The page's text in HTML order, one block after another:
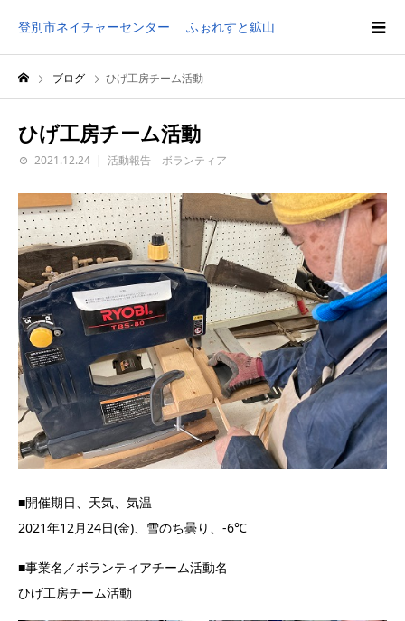
登別市ネイチャーセンター ふぉれすと鉱山
ブログ ひげ工房チーム活動
ひげ工房チーム活動
2021.12.24 活動報告 ボランティア
■開催期日、天気、気温
2021年12月24日(金)、雪のち曇り、-6℃
■事業名／ボランティアチーム活動名
ひげ工房チーム活動